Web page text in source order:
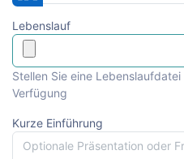
Lebenslauf
Stellen Sie eine
Verfügung
Kurze Einführung